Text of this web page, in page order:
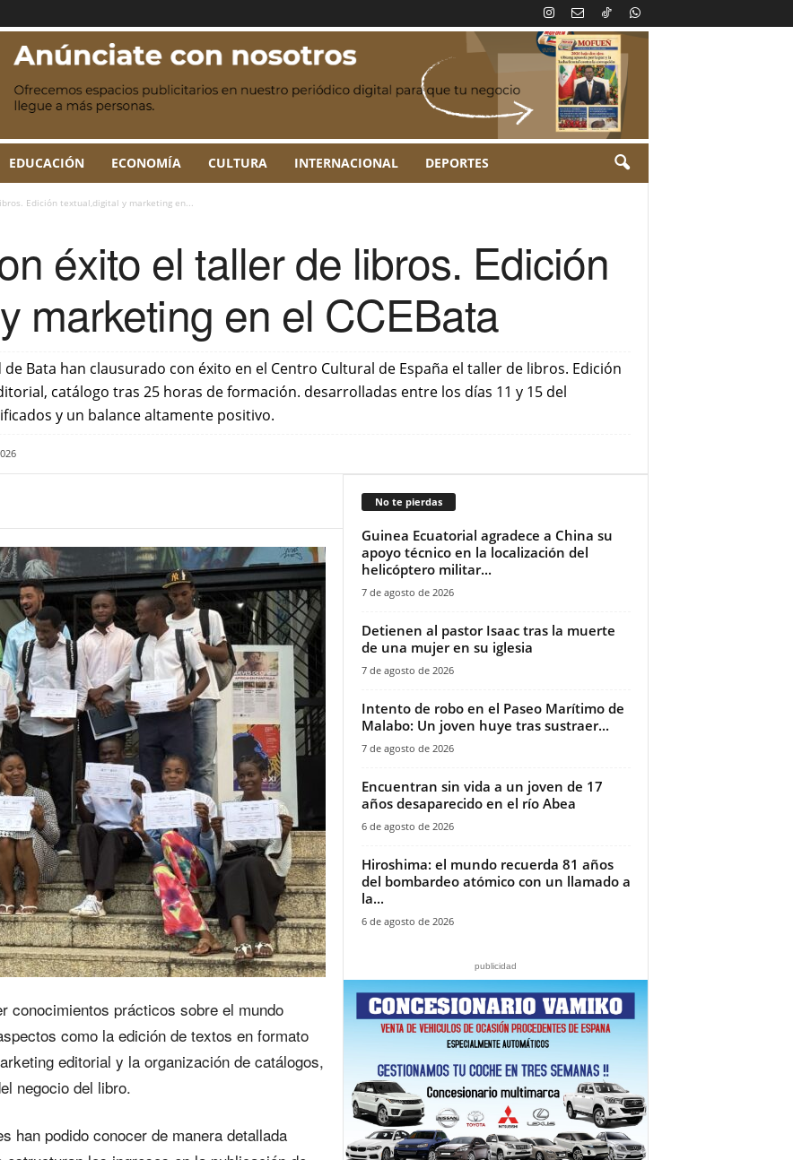
EDUCACIÓN ECONOMÍA CULTURA INTERNACIONAL DEPORTES
Edición textual,digital y marketing en...
éxito el taller de libros. Edición
marketing en el CCEBata
de Bata han clausurado con éxito en el Centro Cultural de España el taller de libros. Edición
catálogo tras 25 horas de formación. desarrolladas entre los días 11 y 15 del
y un balance altamente positivo.
conocimientos prácticos sobre el mundo
como la edición de textos en formato
editorial y la organización de catálogos,
negocio del libro.
han podido conocer de manera detallada
No te pierdas
Guinea Ecuatorial agradece a China su
apoyo técnico en la localización del
helicóptero militar...
7 de agosto de 2026
‎Detienen al pastor Isaac tras la muerte
de una mujer en su iglesia‎
7 de agosto de 2026
Intento de robo en el Paseo Marítimo de
Malabo: Un joven huye tras sustraer...
7 de agosto de 2026
Encuentran sin vida a un joven de 17
años desaparecido en el río Abea
6 de agosto de 2026
Hiroshima: el mundo recuerda 81 años
del bombardeo atómico con un llamado a
la...
6 de agosto de 2026
publicidad